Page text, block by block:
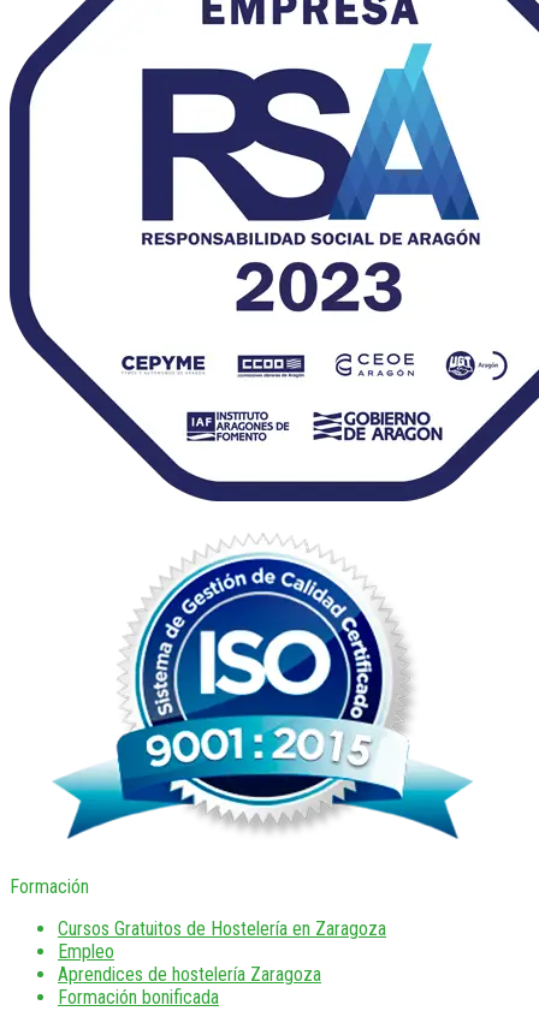
Formación
Cursos Gratuitos de Hostelería en Zaragoza
Empleo
Aprendices de hostelería Zaragoza
Formación bonificada